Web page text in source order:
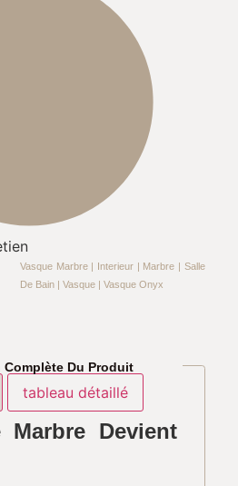
Vasque Marbre| Interieur | Marbre | Salle
De Bain |Vasque |Vasque Onyx
Du Produit
tableau détaillé
Marbre Devient